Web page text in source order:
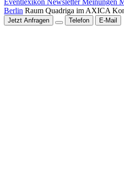
Eventlexikon NewsletterMeinungen
Berlin Raum Quadriga im AXICA
Jetzt Anfragen Telefon E-Mail